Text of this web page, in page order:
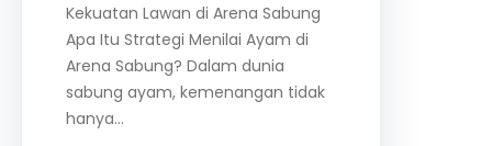
Kekuatan Lawan di Arena Sabung
Apa Itu Strategi Menilai Ayam di
Arena Sabung? Dalam dunia
sabung ayam, kemenangan tidak
hanya…